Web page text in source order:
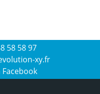
58 58 97
xy.fr